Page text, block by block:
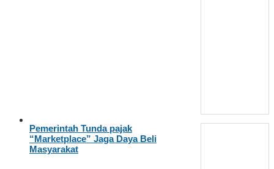
Pemerintah Tunda pajak
“Marketplace” Jaga Daya Beli
Masyarakat